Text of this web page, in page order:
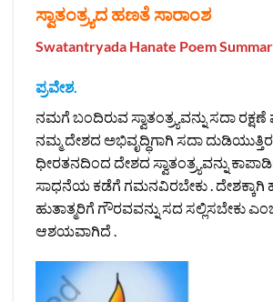
ಸ್ವಾತಂತ್ರ್ಯದ ಹಣತೆ ಸಾರಾಂಶ
Swatantryada Hanate Poem
ಪ್ರವೇಶ.
ನಮಗೆ ಬಂದಿರುವ ಸ್ವಾತಂತ್ರ್ಯವನ್ನು ಸದಾ ರಕ್ಷಣೆ
ನಮ್ಮ ದೇಶದ ಅಭಿವೃದ್ಧಿಗಾಗಿ ಸದಾ
ಧೀರತನದಿಂದ ದೇಶದ ಸ್ವಾತಂತ್ರ್ಯವನ್ನು
ಸಾಧನೆಯ ಕಡೆಗೆ ಗಮನವಿರಬೇಕು .
ಹುತಾತ್ಮರಿಗೆ ಗೌರವವನ್ನು ಸದ ಸಲ್ಲಿಸಬೇಕು
ಆಶಯವಾಗಿದೆ .